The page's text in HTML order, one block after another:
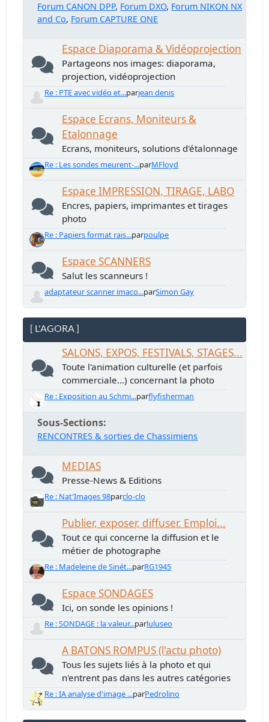
Forum CANON DPP Forum DXO Forum NIKON NX
and Co Forum CAPTURE ONE
Espace Diaporama & Vidéoprojection
Partageons nos images: diaporama,
projection, vidéoprojection
Re : PTE avec vidéo et...parjean denis
Espace Ecrans, Moniteurs &
Etalonnage
Ecrans, moniteurs, solutions d'étalonnage
Re : Les sondes meurent-...parMFloyd
Espace IMPRESSION, TIRAGE, LABO
Encres, papiers, imprimantes et tirages
photo
Re : Papiers format rais...parpoulpe
Espace SCANNERS
Salut les scanneurs !
adaptateur scanner imaco...parSimon Gay
[ L'AGORA ]
SALONS, EXPOS, FESTIVALS, STAGES...
Toute l'animation culturelle (et parfois
commerciale...) concernant la photo
Re : Exposition au Schmi...parflyfisherman
Sous-Sections
RENCONTRES & sorties de Chassimiens
MEDIAS
Presse-News & Editions
Re : Nat'Images 98parclo-clo
Publier, exposer, diffuser. Emploi...
Tout ce qui concerne la diffusion et le
métier de photographe
Re : Madeleine de Sinét...parRG1945
Espace SONDAGES
Ici, on sonde les opinions !
Re : SONDAGE : la valeur...parluluseo
A BATONS ROMPUS (l'actu photo)
Tous les sujets liés à la photo et qui
n'entrent pas dans les autres catégories
Re : IA analyse d'image ...parPedrolino